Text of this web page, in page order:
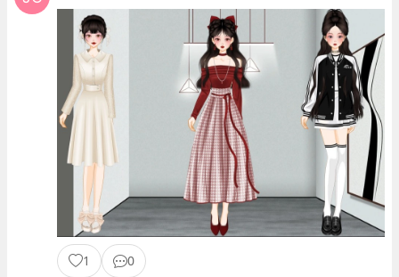
1 0